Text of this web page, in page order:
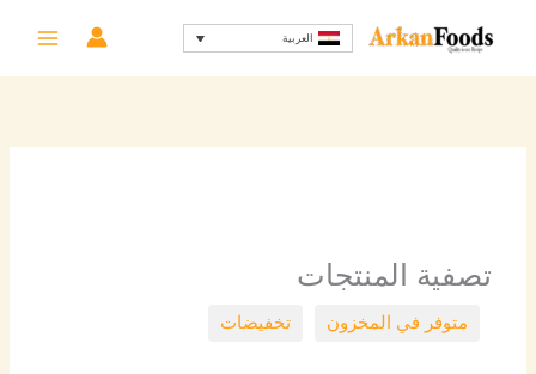
العربية
تصفية المنتجات
متوفر في المخزون تخفيضات